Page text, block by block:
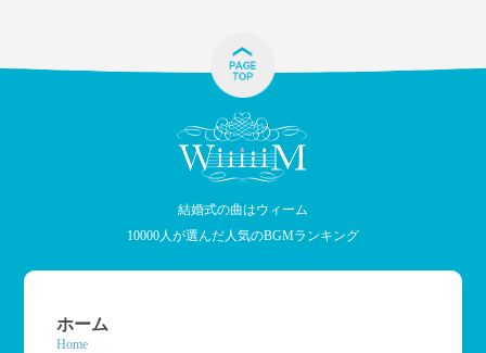
結婚式の曲はウィーム
10000人が選んだ人気のBGMランキング
ホーム
Home